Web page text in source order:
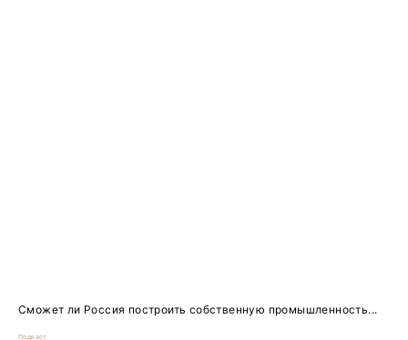
Сможет ли Россия построить собственную промышленность...
Подкаст